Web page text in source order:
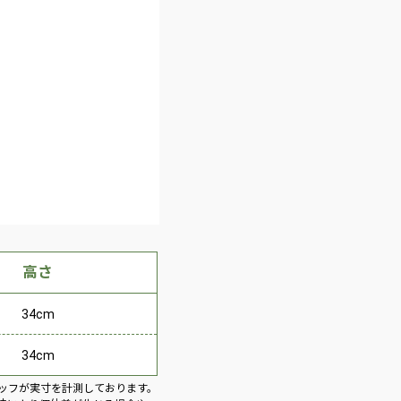
高さ
34cm
34cm
フが実寸を計測しております。